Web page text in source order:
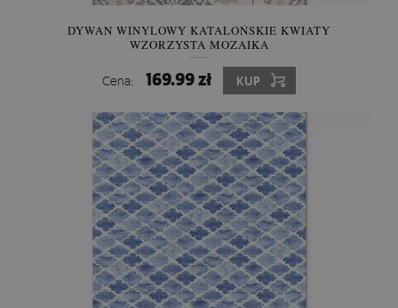
DYWAN WINYLOWY KATALOŃSKIE KWIATY
WZORZYSTA MOZAIKA
Cena: 169.99 zł KUP